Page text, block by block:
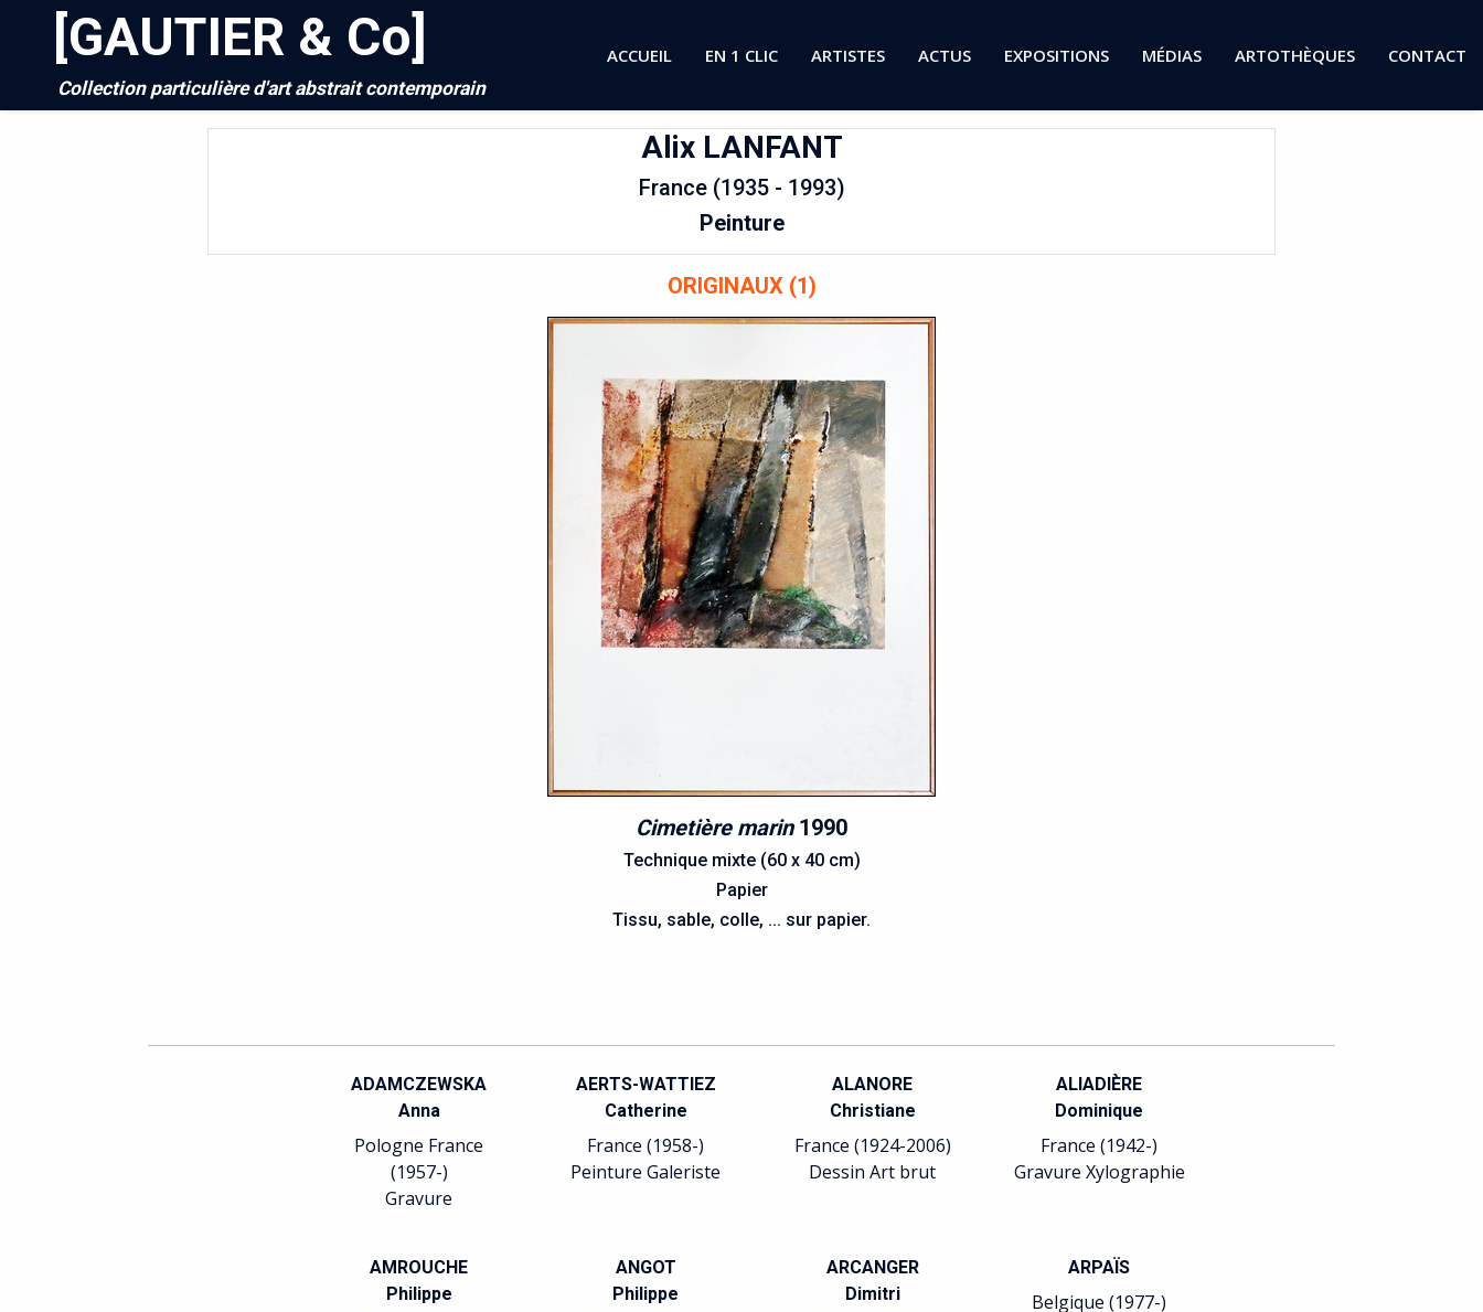
[GAUTIER & Co]
Collection particulière d'art abstrait contemporain
ACCUEIL EN 1 CLIC ARTISTES ACTUS EXPOSITIONS MÉDIAS ARTOTHÈQUES CONTACT
Alix LANFANT
France (1935 - 1993)
Peinture
ORIGINAUX (1)
Cimetière marin1990
Technique mixte (60 x 40 cm)
Papier
Tissu, sable, colle, ... sur papier.
ADAMCZEWSKA
Anna
Pologne France
(1957-)
Gravure
AERTS-WATTIEZ
Catherine
France (1958-)
Peinture Galeriste
ALANORE
Christiane
France (1924-2006)
Dessin Art brut
ALIADIÈRE
Dominique
France (1942-)
Gravure Xylographie
AMROUCHE
Philippe
ANGOT
Philippe
ARCANGER
Dimitri
ARPAÏS
Belgique (1977-)